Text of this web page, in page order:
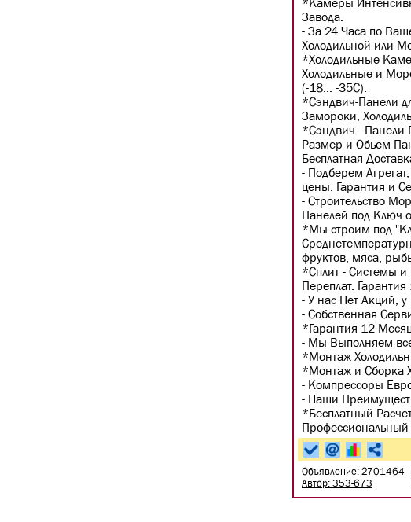
Завода.
- За 24 Часа по
Холодильной или
*Холодильные
Холодильные и
(-18... -35С).
*Сэндвич-Панели
Замороки,
*Сэндвич -
Размер и Обьем
Бесплатная
- Подберем
цены. Гарантия и
- Строительство
Панелей под Ключ
*Мы строим под
фруктов, мяса,
*Сплит - Системы
Переплат.
- У нас Нет Акций,
- Собственная
*Гарантия 12
- Мы Выполняем
*Монтаж
*Монтаж и Сборка
- Компрессоры
- Наши
*Бесплатный
Объявление: 2701464
Автор: 353-673